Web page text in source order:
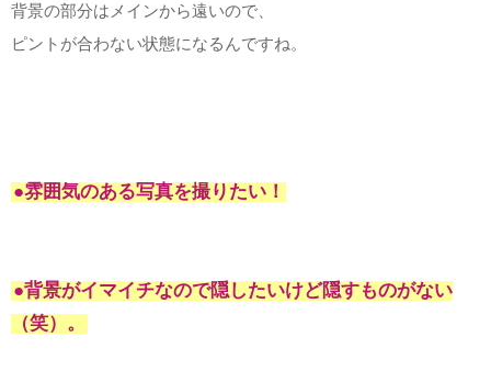
背景の部分はメインから遠いので、
ピントが合わない状態になるんですね。
●雰囲気のある写真を撮りたい！
●背景がイマイチなので隠したいけど隠すものがない
（笑）。